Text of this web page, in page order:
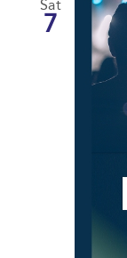
Sat
7